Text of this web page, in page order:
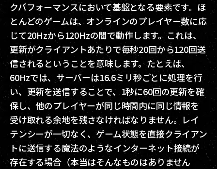
クパフォーマンスにおいて基盤となる要素です。ほ
とんどのゲームは、オンラインのプレイヤー数に応
じて20Hzから120Hzの間で動作します。これは、
更新がクライアントあたりで毎秒20回から120回送
信されるということを意味します。たとえば、
60Hzでは、サーバーは16.6ミリ秒ごとに処理を行
い、更新を送信することで、1秒に60回の更新を確
保し、他のプレイヤーが同じ時間内に同じ情報を
受け取れる余地を残さなければなりません。レイ
テンシーが一切なく、ゲーム状態を直接クライアン
トに送信する魔法のようなインターネット接続が
存在する場合（本当はそんなものはありません